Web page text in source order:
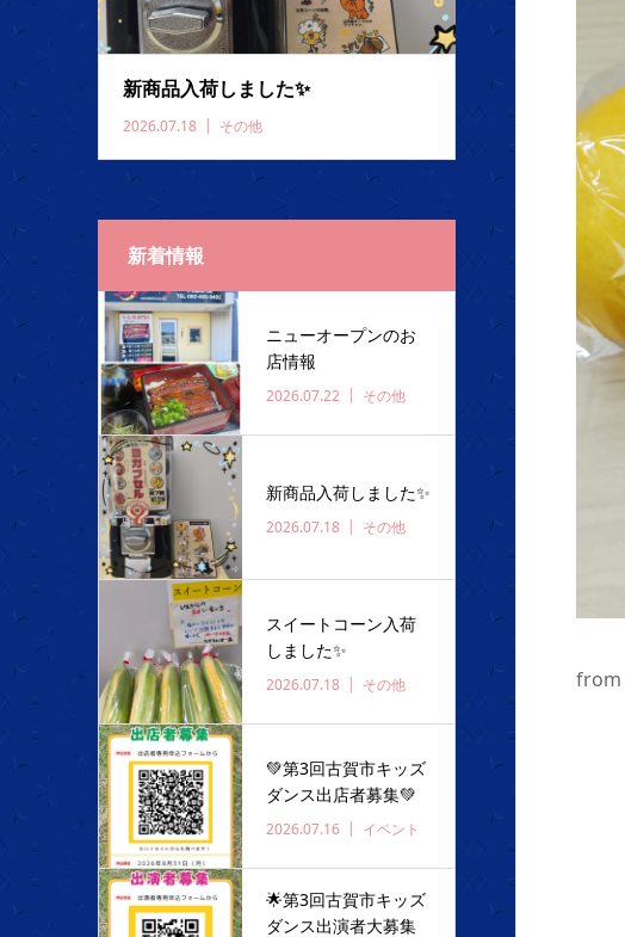
from
新商品入荷しました✨️
2026.07.18 その他
新着情報
ニューオープンのお
店情報
2026.07.22 その他
新商品入荷しました✨️
2026.07.18 その他
スイートコーン入荷
しました✨️
2026.07.18 その他
💚第3回古賀市キッズ
ダンス出店者募集💚
2026.07.16 イベント
🌟第3回古賀市キッズ
ダンス出演者大募集